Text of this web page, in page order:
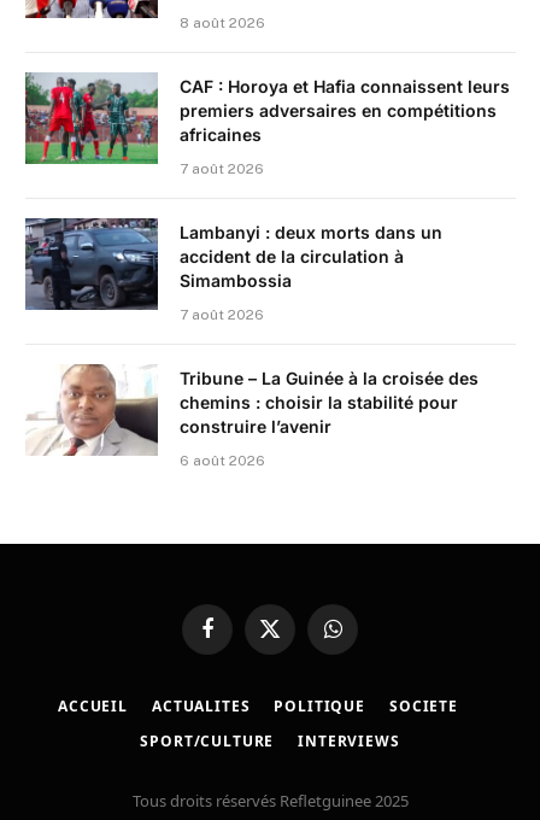
8 août 2026
CAF : Horoya et Hafia connaissent leurs
premiers adversaires en compétitions
africaines
7 août 2026
Lambanyi : deux morts dans un
accident de la circulation à
Simambossia
7 août 2026
Tribune – La Guinée à la croisée des
chemins : choisir la stabilité pour
construire l’avenir
6 août 2026
FacebookX
(Twitter)
WhatsApp
ACCUEIL ACTUALITES POLITIQUE
SOCIETE
SPORT/CULTURE
INTERVIEWS
Tous droits réservés Refletguinee 2025